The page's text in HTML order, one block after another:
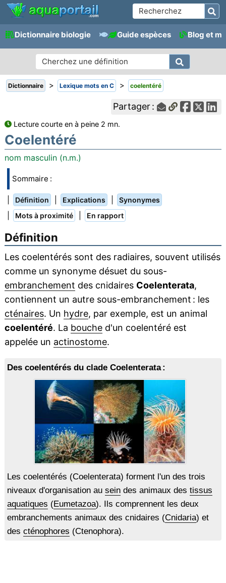
Dictionnaire biologie Guide espèces Blog et
Dictionnaire > Lexique mots en C > coelentéré
Partager :
Lecture courte en à peine 2 mn.
Coelentéré
nom masculin (n.m.)
Sommaire :
Définition Explications Synonymes
Mots à proximité En rapport
Définition
Les coelentérés sont des radiaires, souvent utilisés
comme un synonyme désuet du sous-
embranchement des cnidaires Coelenterata,
contiennent un autre sous-embranchement : les
cténaires. Un hydre, par exemple, est un animal
coelentéré. La bouched'un coelentéré est
appelée un actinostome.
Des coelentérés du clade Coelenterata :
Les coelentérés (Coelenterata) forment l'un des trois
niveaux d'organisation au seindes animaux des tissus
aquatiques (Eumetazoa). Ils comprennent les deux
embranchements animaux des cnidaires (Cnidaria) et
des cténophores (Ctenophora).